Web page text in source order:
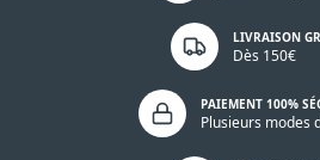
LIVRAISON
Dès 150€
PAIEMENT 100%
Plusieurs modes